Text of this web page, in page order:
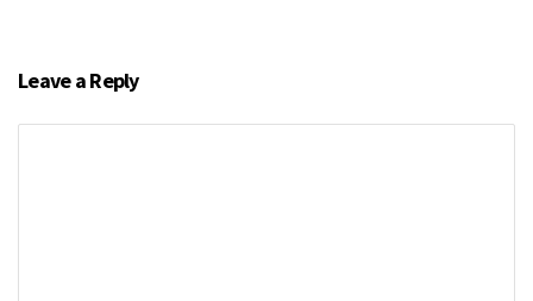
Leave a Reply